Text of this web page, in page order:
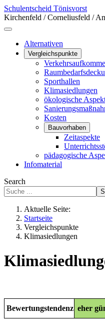
Schulentscheid Tönisvorst
Kirchenfeld / Corneliusfeld /
Alternativen
Vergleichspunkte
Sporthallen
Klimasiedlungen
ökologische
Kosten
Bauvorhaben
Zeitaspekte
pädagogische
Infomaterial
Search
Aktuelle Seite:
Startseite
Vergleichspunkte
Klimasiedlungen
Bewertungstendenz eher